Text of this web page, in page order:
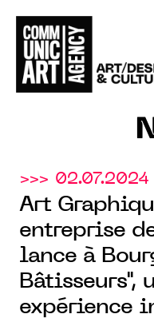
>>> 02.07.2024
Art
entreprise
lance à
Bâtisseurs",
expérience